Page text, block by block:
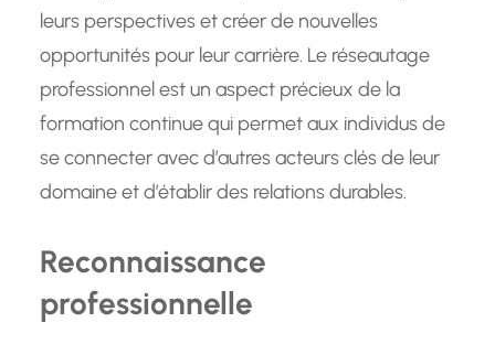
leurs perspectives et créer de nouvelles
opportunités pour leur carrière. Le réseautage
professionnel est un aspect précieux de la
formation continue qui permet aux individus de
se connecter avec d’autres acteurs clés de leur
domaine et d’établir des relations durables.
Reconnaissance
professionnelle